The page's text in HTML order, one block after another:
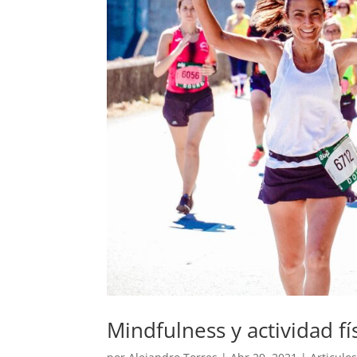
Mindfulness y actividad